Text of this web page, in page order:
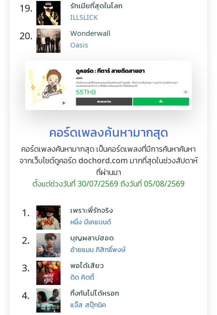
19. รักเมียที่สุดในโลก
ILLSLICK
20. Wonderwall
Oasis
คอร์ดเพลงค้นหามากสุด
คอร์ดเพลงค้นหามากสุด เป็นคอร์ดเพลงที่มีการค้นหาค้นหา
จากเว็บไซต์ดูคอร์ด dochord.com มากที่สุดในช่วงสัปดาห์
ที่ผ่านมา
ตั้งแต่ช่วงวันที่ 30/07/2569 ถึงวันที่ 05/08/2569
1. เพราะพี่รักจริง
หนึ่ง บีเคแบนด์
2. บุญผลาบ่ฮอด
อ้ายแมน ภิสิทธิ์พงษ์
3. พอได้เสียว
ดิด คิตตี้
4. ทิ้งกันไม่ได้หรอก
แจ๊ส สปุ๊กนิค